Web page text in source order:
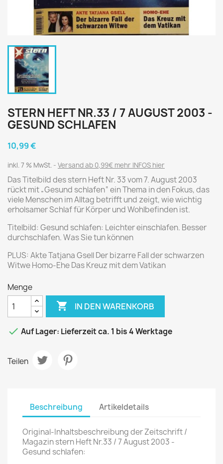
STERN HEFT NR.33 / 7 AUGUST 2003 -
GESUND SCHLAFEN
10,99 €
inkl. 7 % MwSt. Versand ab 0,99€ mehr INFOS hier
Das Titelbild des stern Heft Nr. 33 vom 7. August 2003
rückt mit „Gesund schlafen“ ein Thema in den Fokus, das
viele Menschen im Alltag betrifft und zeigt, wie wichtig
erholsamer Schlaf für Körper und Wohlbefinden ist.
Titelbild: Gesund schlafen: Leichter einschlafen. Besser
durchschlafen. Was Sie tun können
PLUS: Akte Tatjana Gsell Der bizarre Fall der schwarzen
Witwe Homo-Ehe Das Kreuz mit dem Vatikan
Menge
 IN DEN WARENKORB
 Auf Lager: Lieferzeit ca. 1 bis 4 Werktage
Teilen
Beschreibung Artikeldetails
Original-Inhaltsbeschreibung der Zeitschrift /
Magazin stern Heft Nr.33 / 7 August 2003 -
Gesund schlafen: